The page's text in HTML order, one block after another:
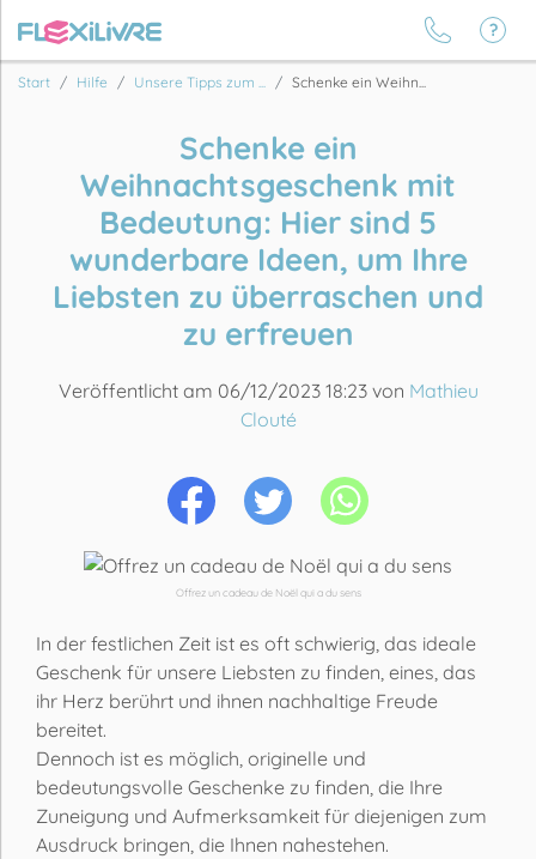
Start Hilfe Unsere Tipps zum ... Schenke ein Weihn...
Schenke ein
Weihnachtsgeschenk mit
Bedeutung: Hier sind 5
wunderbare Ideen, um Ihre
Liebsten zu überraschen und
zu erfreuen
Veröffentlicht am 06/12/2023 18:23 von Mathieu
Clouté
Offrez un cadeau de Noël qui a du sens
In der festlichen Zeit ist es oft schwierig, das ideale
Geschenk für unsere Liebsten zu finden, eines, das
ihr Herz berührt und ihnen nachhaltige Freude
bereitet.
Dennoch ist es möglich, originelle und
bedeutungsvolle Geschenke zu finden, die Ihre
Zuneigung und Aufmerksamkeit für diejenigen zum
Ausdruck bringen, die Ihnen nahestehen.